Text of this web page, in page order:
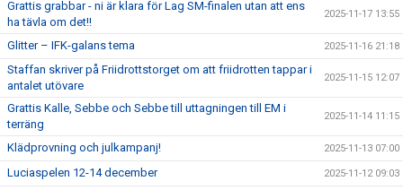
Grattis grabbar - ni är klara för Lag SM-finalen utan att ens
ha tävla om det!!
2025-11-17 13:55
Glitter – IFK-galans tema 2025-11-16 21:18
Staffan skriver på Friidrottstorget om att friidrotten tappar i
antalet utövare
2025-11-15 12:07
Grattis Kalle, Sebbe och Sebbe till uttagningen till EM i
terräng
2025-11-14 11:15
Klädprovning och julkampanj! 2025-11-13 07:00
Luciaspelen 12-14 december 2025-11-12 09:03